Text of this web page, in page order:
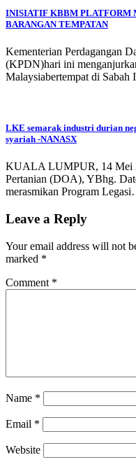
INISIATIF KBBM PLATFORM
BARANGAN TEMPATAN
Kementerian Perdagangan
(KPDN)hari ini
Malaysiabertempat di
LKE semarak industri durian
syariah -NANASX
KUALA LUMPUR, 14 Mei
Pertanian (DOA), YBhg.
merasmikan Program
Leave a Reply
Your email address will not
marked *
Comment *
Name *
Email *
Website